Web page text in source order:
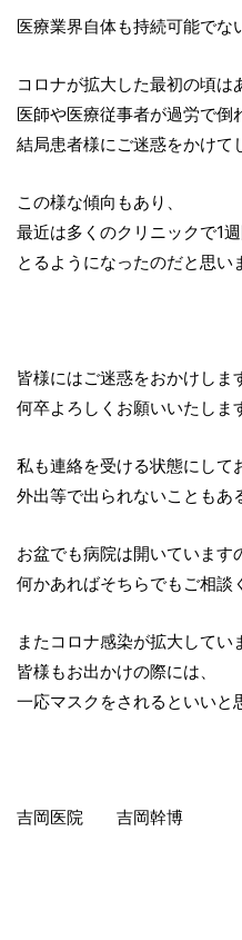
医療業界自体も持続可能でな
コロナが拡大した最初の頃は
医師や医療従事者が過労で倒
結局患者様にご迷惑をかけて
この様な傾向もあり、
最近は多くのクリニックで1
とるようになったのだと思い
皆様にはご迷惑をおかけしま
何卒よろしくお願いいたしま
私も連絡を受ける状態にして
外出等で出られないこともあ
お盆でも病院は開いています
何かあればそちらでもご相談
またコロナ感染が拡大してい
皆様もお出かけの際には、
一応マスクをされるといいと
吉岡医院 吉岡幹博